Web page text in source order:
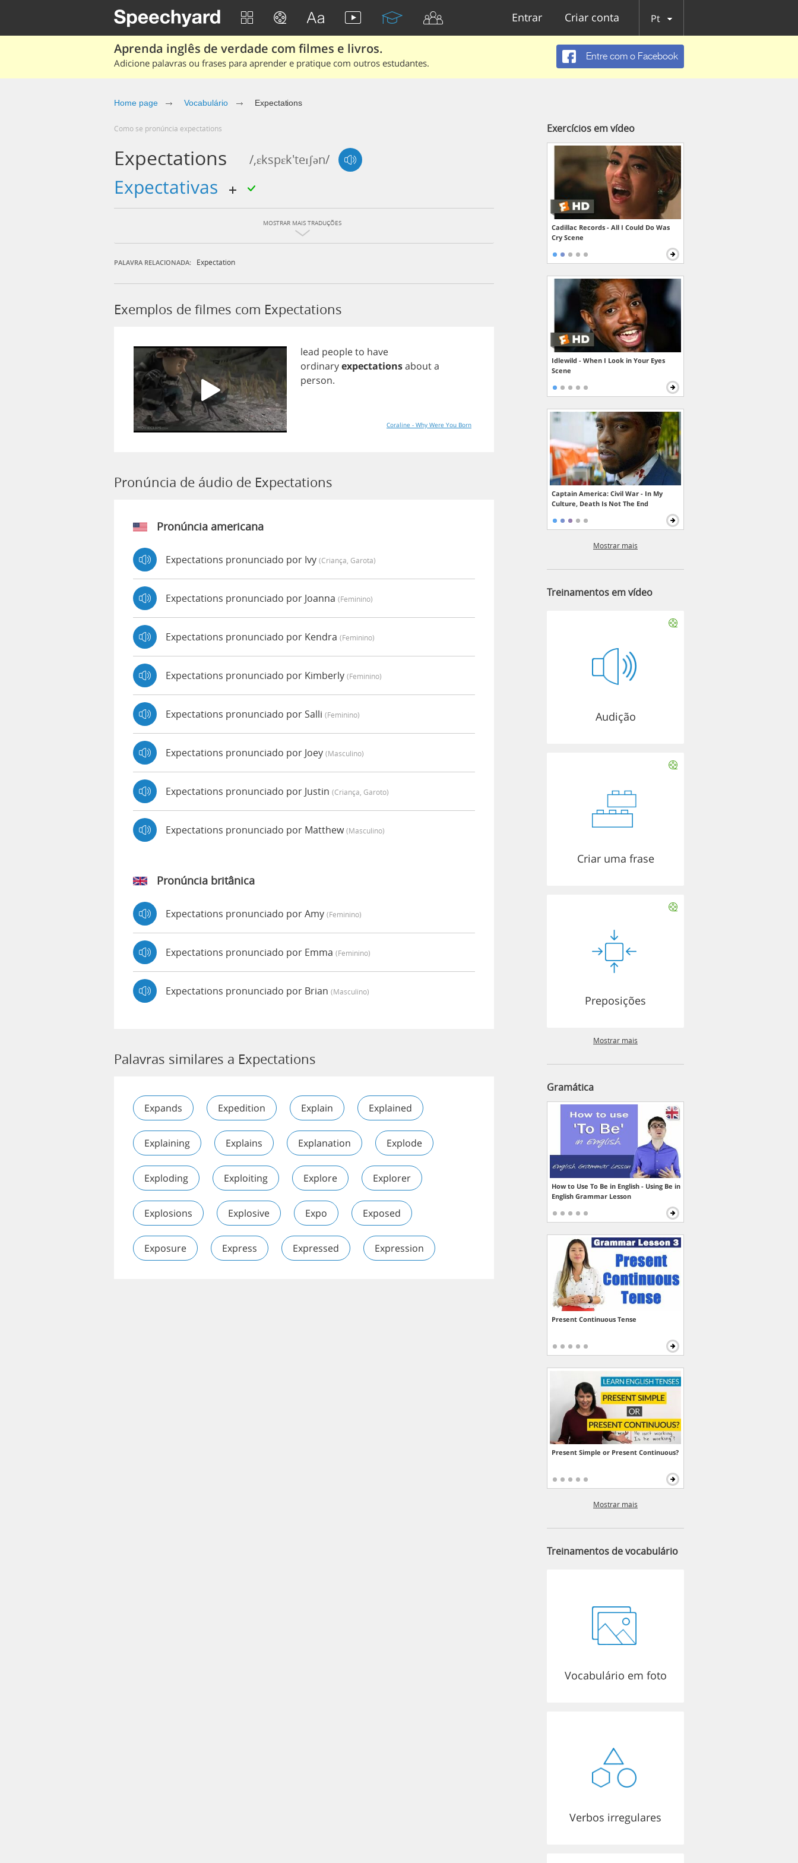
Entrar Criar conta Pt
Aprenda inglês de verdade com filmes e livros.
Adicione palavras ou frases para aprender e pratique com outros estudantes.
Entre com o Facebook
Home page Vocabulário Expectations
Como se pronúncia expectations
Expectations /,ɛkspɛk'teɪʃən/
expectativas
MOSTRAR MAIS TRADUÇÕES
PALAVRA RELACIONADA: Expectation
Exemplos de filmes com Expectations
lead peopleto have
ordinaryexpectationsabouta
person.
Coraline - Why Were You Born
Pronúncia de áudio de Expectations
Pronúncia americana
Expectations pronunciado por Ivy (criança, Garota)
Expectations pronunciado por Joanna (feminino)
Expectations pronunciado por Kendra (feminino)
Expectations pronunciado por Kimberly (feminino)
Expectations pronunciado por Salli (feminino)
Expectations pronunciado por Joey (masculino)
Expectations pronunciado por Justin (criança, Garoto)
Expectations pronunciado por Matthew(masculino)
Pronúncia britânica
Expectations pronunciado por Amy (feminino)
Expectations pronunciado por Emma (feminino)
Expectations pronunciado por Brian (masculino)
Palavras similares a Expectations
Expands Expedition Explain Explained
Explaining Explains Explanation Explode
Exploding Exploiting Explore Explorer
Explosions Explosive Expo Exposed
Exposure Express Expressed Expression
Exercícios em vídeo
Cadillac Records - All I Could Do Was
Cry Scene
Idlewild - When I Look in Your Eyes
Scene
Captain America: Civil War - In My
Culture, Death Is Not The End
Mostrar mais
Treinamentos em vídeo
Audição
Criar uma frase
Preposições
Mostrar mais
Gramática
How to Use To Be in English - Using Be in
English Grammar Lesson
Present Continuous Tense
Present Simple or Present Continuous?
Mostrar mais
Treinamentos de vocabulário
Vocabulário em foto
Verbos irregulares